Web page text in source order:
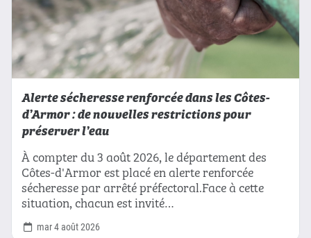
Alerte sécheresse renforcée dans les Côtes-
d’Armor : de nouvelles restrictions pour
préserver l’eau
À compter du 3 août 2026, le département des
Côtes-d'Armor est placé en alerte renforcée
sécheresse par arrêté préfectoral.Face à cette
situation, chacun est invité…
mar 4 août 2026